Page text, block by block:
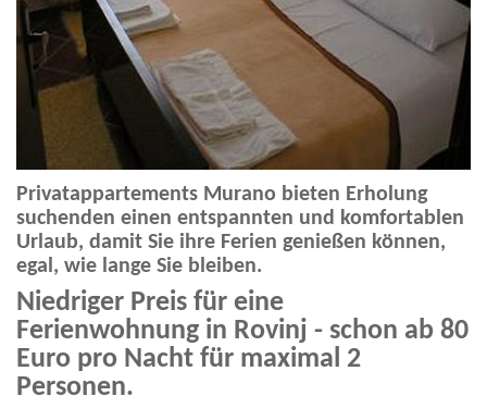
Privatappartements Murano bieten Erholung
suchenden einen entspannten und komfortablen
Urlaub, damit Sie ihre Ferien genießen können,
egal, wie lange Sie bleiben.
Niedriger Preis für eine
Ferienwohnung in Rovinj - schon ab 80
Euro pro Nacht für maximal 2
Personen.